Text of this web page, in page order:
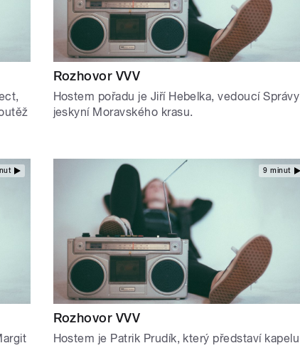
Rozhovor VVV
Hostem pořadu je Jiří Hebelka, vedoucí Správy
jeskyní Moravského krasu.
9 minut
Rozhovor VVV
Hostem je Patrik Prudík, který představí kapelu